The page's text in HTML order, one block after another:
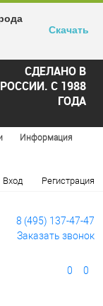
СДЕЛАНО В
РОССИИ. С 1988
ГОДА
Информация
Вход Регистрация
8 (495) 137-47-47
Заказать звонок
0 0
Скачать